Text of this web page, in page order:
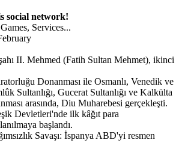
social network!
Services...
II. Mehmed (Fatih Sultan Mehmet), ikinci
Donanması ile Osmanlı, Venedik ve
Sultanlığı, Gucerat Sultanlığı ve Kalkülta
arasında, Diu Muharebesi gerçekleşti.
Devletleri'nde ilk kâğıt para
başlandı.
Savaşı: İspanya ABD'yi resmen